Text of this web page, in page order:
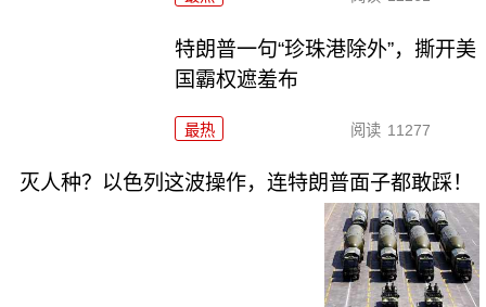
特朗普一句“珍珠港除外”，撕开美
国霸权遮羞布
最热 阅读 11277
灭人种？以色列这波操作，连特朗普面子都敢踩！